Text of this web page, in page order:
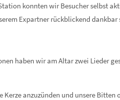
konnten wir Besucher selbst
Expartner rückblickend dankbar
haben wir am Altar zwei Lieder
anzuzünden und unsere Bitten